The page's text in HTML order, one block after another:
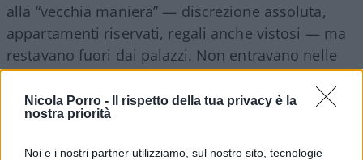
Nicola Porro -
Il rispetto della tua privacy è la
nostra priorità
Noi e i nostri partner utilizziamo, sul nostro sito, tecnologie
alla “vecchia maniera” — discrezione assoluta,
appartamenti riservati, regali anche vistosi — ma
restavano fuori dai palazzi. Non entravano nelle
commissioni, non orbitavano attorno alle
istituzioni, non diventavano figure pubbliche
collegate, anche solo indirettamente, al potere